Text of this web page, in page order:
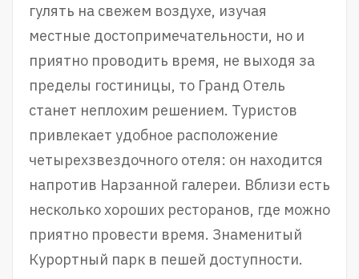
гулять на свежем воздухе, изучая
местные достопримечательности, но и
приятно проводить время, не выходя за
пределы гостиницы, то Гранд Отель
станет неплохим решением. Туристов
привлекает удобное расположение
четырехзвездочного отеля: он находится
напротив Нарзанной галереи. Вблизи есть
несколько хороших ресторанов, где можно
приятно провести время. Знаменитый
Курортный парк в пешей доступности.